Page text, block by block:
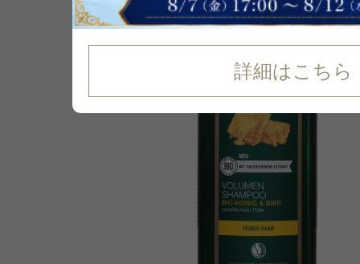
詳細はこちら
OFF